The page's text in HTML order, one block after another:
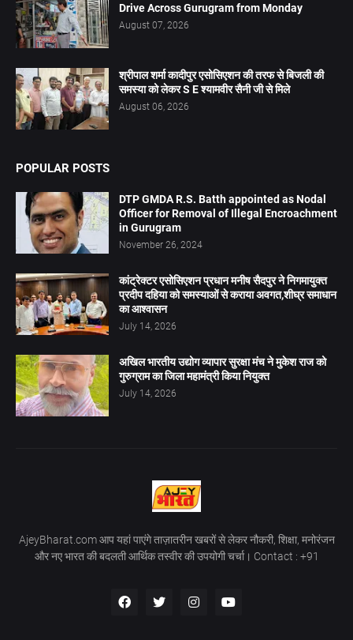
Drive Across Gurugram from Monday
August 07, 2026
श्रीपाल शर्मा कादीपुर एसोसिएशन की तरफ से बिजली की
समस्या को लेकर S E श्यामवीर सैनी जी से मिले
August 06, 2026
POPULAR POSTS
DTP GMDA R.S. Batth appointed as Nodal
Officer for Removal of Illegal Encroachment
in Gurugram
November 26, 2024
कांट्रेक्टर एसोसिएशन प्रधान मनीष सैदपुर ने निगमायुक्त
प्रदीप दहिया को समस्याओं से कराया अवगत,शीघ्र समाधान
का आश्वासन
July 14, 2026
अखिल भारतीय उद्योग व्यापार सुरक्षा मंच ने मुकेश राज को
गुरुग्राम का जिला महामंत्री किया नियुक्त
July 14, 2026
AjeyBharat.com आप यहां पाएंगे ताज़ातरीन खबरों से लेकर नौकरी, शिक्षा, मनोरंजन
और नए भारत की बदलती आर्थिक तस्वीर की उपयोगी चर्चा। Contact : +91